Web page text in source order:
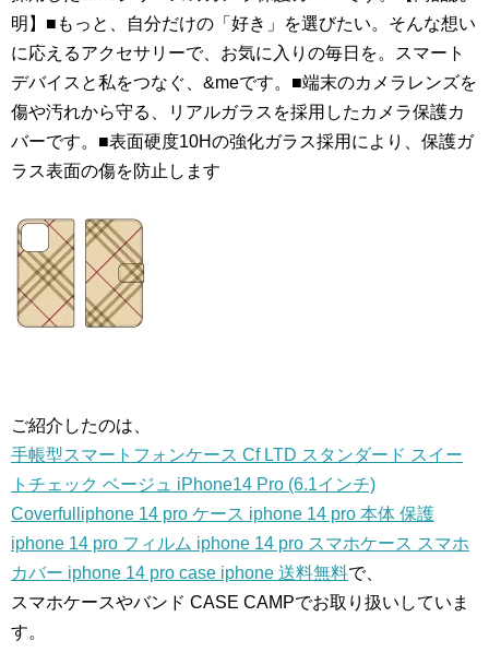
明】■もっと、自分だけの「好き」を選びたい。そんな想い
に応えるアクセサリーで、お気に入りの毎日を。スマート
デバイスと私をつなぐ、&meです。■端末のカメラレンズを
傷や汚れから守る、リアルガラスを採用したカメラ保護カ
バーです。■表面硬度10Hの強化ガラス採用により、保護ガ
ラス表面の傷を防止します
ご紹介したのは、
手帳型スマートフォンケース Cf LTD スタンダード スイー
トチェック ベージュ iPhone14 Pro (6.1インチ)
Coverfulliphone 14 pro ケース iphone 14 pro 本体 保護
iphone 14 pro フィルム iphone 14 pro スマホケース スマホ
カバー iphone 14 pro case iphone 送料無料で、
スマホケースやバンド CASE CAMPでお取り扱いしていま
す。